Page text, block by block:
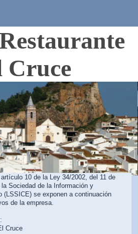
Cruce
10 de la Ley 34/2002, del 11 de
Sociedad de la Información y
(LSSICE) se exponen a continuación
de la empresa.
Cruce